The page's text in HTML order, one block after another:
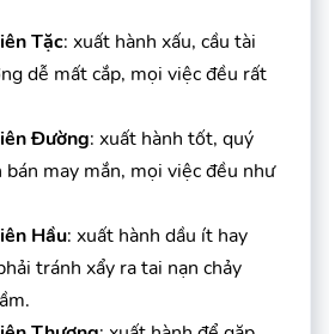
Tặc: xuất hành xấu, cầu tài
dễ mất cắp, mọi việc đều rất
Đường: xuất hành tốt, quý
may mắn, mọi việc đều như
Hầu: xuất hành dầu ít hay
tránh xẩy ra tai nạn chảy